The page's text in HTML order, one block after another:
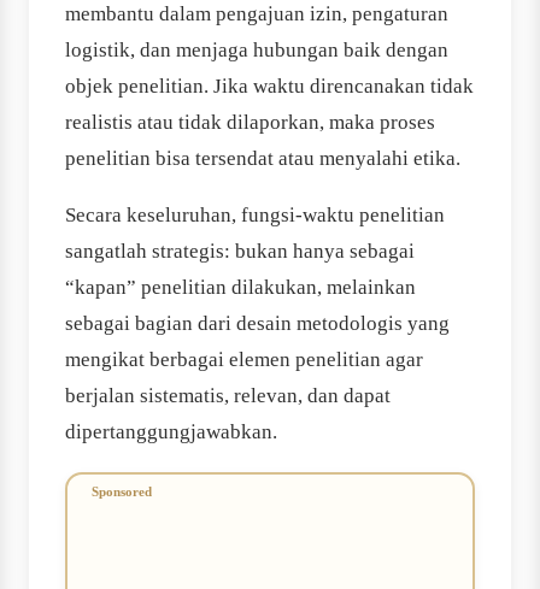
membantu dalam pengajuan izin, pengaturan
logistik, dan menjaga hubungan baik dengan
objek penelitian. Jika waktu direncanakan tidak
realistis atau tidak dilaporkan, maka proses
penelitian bisa tersendat atau menyalahi etika.
Secara keseluruhan, fungsi-waktu penelitian
sangatlah strategis: bukan hanya sebagai
“kapan” penelitian dilakukan, melainkan
sebagai bagian dari desain metodologis yang
mengikat berbagai elemen penelitian agar
berjalan sistematis, relevan, dan dapat
dipertanggungjawabkan.